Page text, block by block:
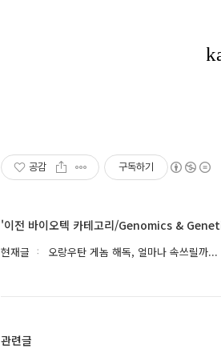
공감 구독하기
'이전 바이오텍 카테고리/Genomics &
현재글 오랑우탄 게놈 해독, 얼마나 속쓰릴까...
관련글